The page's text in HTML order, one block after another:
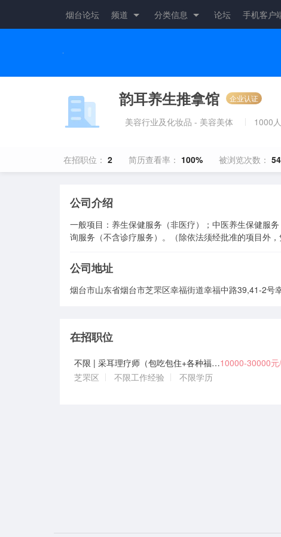
烟台论坛 频道 分类信息 论坛 手机客户
韵耳养生推拿馆 企业认证
美容行业及化妆品 - 美容美体 1000
在招职位： 2 简历查看率： 100% 被浏览次数：
公司介绍
一般项目：养生保健服务（非医疗）；中医养生保健服
询服务（不含诊疗服务）。（除依法须经批准的项目外
公司地址
烟台市山东省烟台市芝罘区幸福街道幸福中路39,41-2号
在招职位
不限 | 采耳理疗师（包吃包住+各种福利奖）10000-30000元
芝罘区
不限工作经验 不限学历